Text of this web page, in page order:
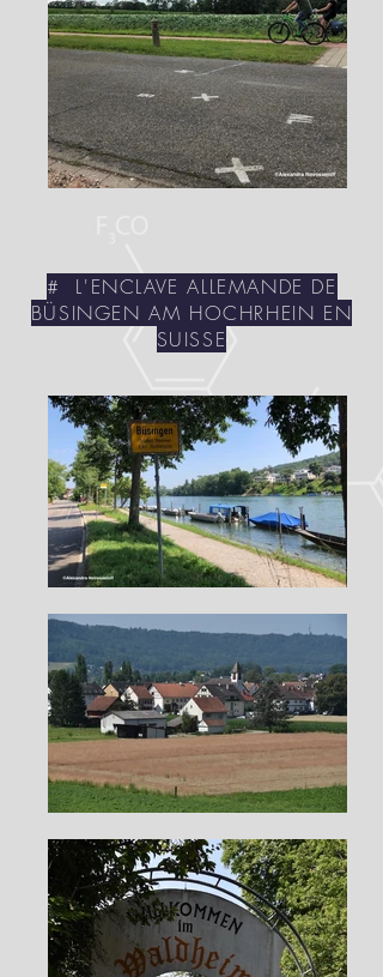
# L'ENCLAVE ALLEMANDE DE
BÜSINGEN AM HOCHRHEIN EN
SUISSE